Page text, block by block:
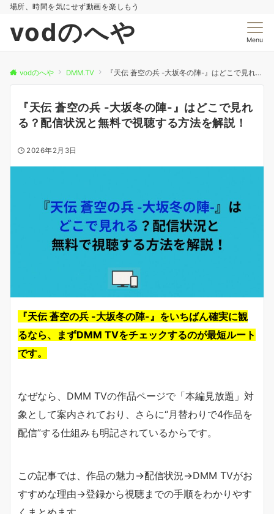
場所、時間を気にせず動画を楽しもう
vodのへや Menu
vodのへや DMM.TV 『天伝 蒼空の兵 -大坂冬の陣-』はどこで見れる？配信状況と無料で視聴する方法を解説！
『天伝 蒼空の兵 -大坂冬の陣-』はどこで見れ
る？配信状況と無料で視聴する方法を解説！
2026年2月3日
『天伝 蒼空の兵 -大坂冬の陣-』をいちばん確実に観
るなら、まずDMM TVをチェックするのが最短ルート
です。
なぜなら、DMM TVの作品ページで「本編見放題」対
象として案内されており、さらに“月替わりで4作品を
配信”する仕組みも明記されているからです。
この記事では、作品の魅力→配信状況→DMM TVがお
すすめな理由→登録から視聴までの手順をわかりやす